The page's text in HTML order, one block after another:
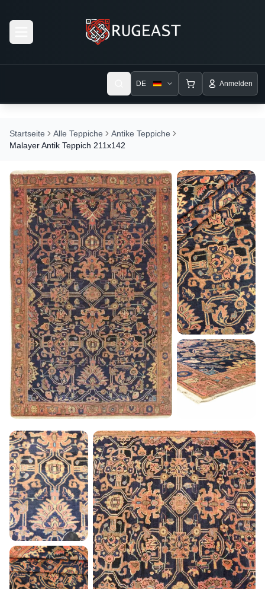
DE Anmelden
Startseite Alle Teppiche
Antike Teppiche
Malayer Antik Teppich 211x142